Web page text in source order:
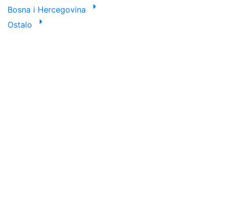
Bosna i Hercegovina arrow_right
Ostalo arrow_right